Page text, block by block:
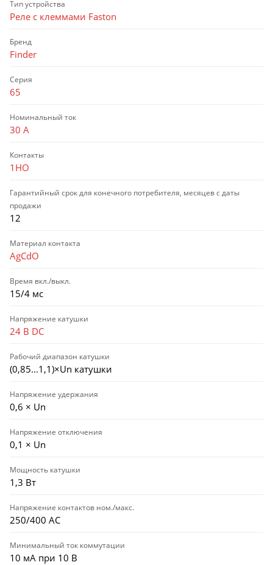
Тип устройства
Реле с клеммами Faston
Бренд
Finder
Серия
65
Номинальный ток
30 А
Контакты
1НО
Гарантийный срок для конечного потребителя, месяцев с даты
продажи
12
Материал контакта
AgCdO
Время вкл./выкл.
15/4 мс
Напряжение катушки
24 В DC
Рабочий диапазон катушки
(0,85...1,1)×Un катушки
Напряжение удержания
0,6 × Un
Напряжение отключения
0,1 × Un
Мощность катушки
1,3 Вт
Напряжение контактов ном./макс.
250/400 AC
Минимальный ток коммутации
10 мА при 10 В